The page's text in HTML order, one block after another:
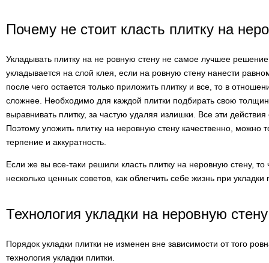
Почему не стоит класть плитку на
Укладывать плитку на не ровную стену не самое лучшее
укладывается на слой клея, если на ровную стену нанести
после чего остается только приложить плитку и все, то в
сложнее. Необходимо для каждой плитки подбирать свою
выравнивать плитку, за частую удаляя излишки. Все эти
Поэтому уложить плитку на неровную стену качественно, можно
терпение и аккуратность.
Если же вы все-таки решили класть плитку на неровную стену,
несколько ценных советов, как облегчить себе жизнь при
Технология укладки на неровную стену
Порядок укладки плитки не изменен вне зависимости от того
технология укладки плитки.